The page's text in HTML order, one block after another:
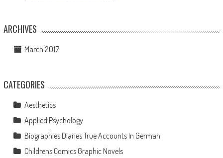
ARCHIVES
March 2017
CATEGORIES
Aesthetics
Applied Psychology
Biographies Diaries True Accounts In German
Childrens Comics Graphic Novels